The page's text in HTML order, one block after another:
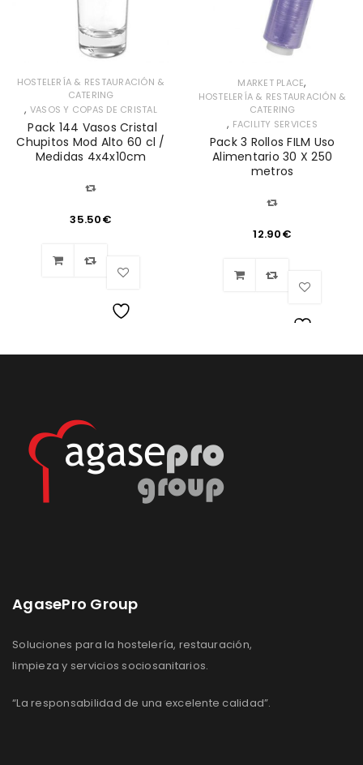
HOSTELERÍA & RESTAURACIÓN &
CATERING
, VASOS Y COPAS DE CRISTAL
Pack 144 Vasos Cristal
Chupitos Mod Alto 60 cl /
Medidas 4x4x10cm
35.50€
MARKET PLACE,
HOSTELERÍA & RESTAURACIÓN &
CATERING
, FACILITY SERVICES
Pack 3 Rollos FILM Uso
Alimentario 30 X 250
metros
12.90€
Lista
AgasePro Group
Soluciones para la hostelería, restauración,
limpieza y servicios sociosanitarios.
“La responsabilidad de una excelente calidad”.